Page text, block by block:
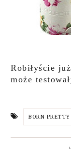
Robiłyście
może
BORN PRETTY